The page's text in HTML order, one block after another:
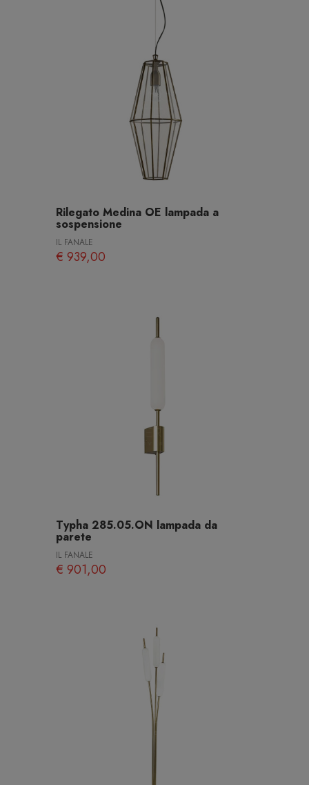
Rilegato Medina OE lampada a
sospensione
IL FANALE
€ 939,00
Typha 285.05.ON lampada da
parete
IL FANALE
€ 901,00